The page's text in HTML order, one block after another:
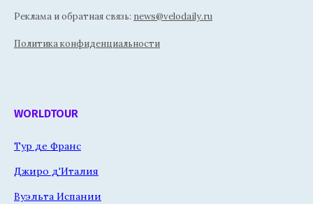
Реклама и обратная связь: news@velodaily.ru
Политика конфиденциальности
WORLDTOUR
Тур де Франс
Джиро д'Италия
Вуэльта Испании